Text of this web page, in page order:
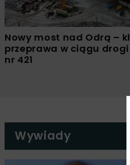
Nowy most nad Odrą –
przeprawa w ciągu
nr 421
Wywiady